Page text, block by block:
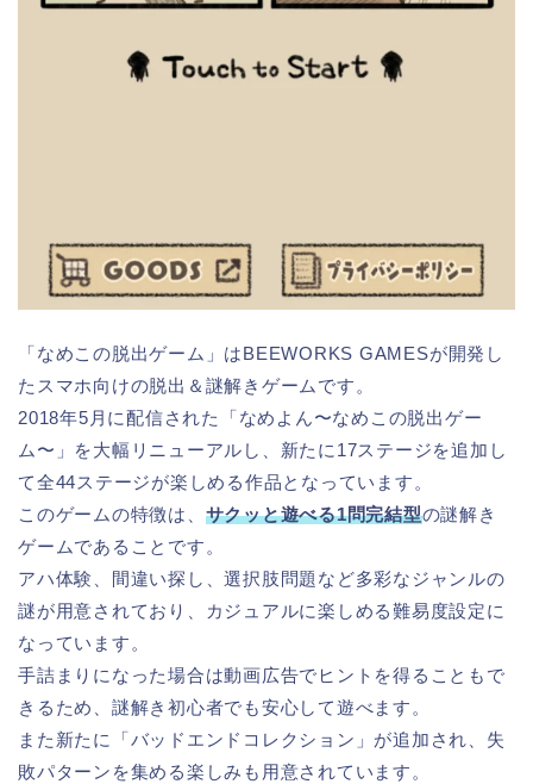
「なめこの脱出ゲーム」はBEEWORKS GAMESが開発し
たスマホ向けの脱出＆謎解きゲームです。
2018年5月に配信された「なめよん〜なめこの脱出ゲー
ム〜」を大幅リニューアルし、新たに17ステージを追加し
て全44ステージが楽しめる作品となっています。
このゲームの特徴は、 サクッと遊べる1問完結型の謎解き
ゲームであることです。
アハ体験、間違い探し、選択肢問題など多彩なジャンルの
謎が用意されており、カジュアルに楽しめる難易度設定に
なっています。
手詰まりになった場合は動画広告でヒントを得ることもで
きるため、謎解き初心者でも安心して遊べます。
また新たに「バッドエンドコレクション」が追加され、失
敗パターンを集める楽しみも用意されています。